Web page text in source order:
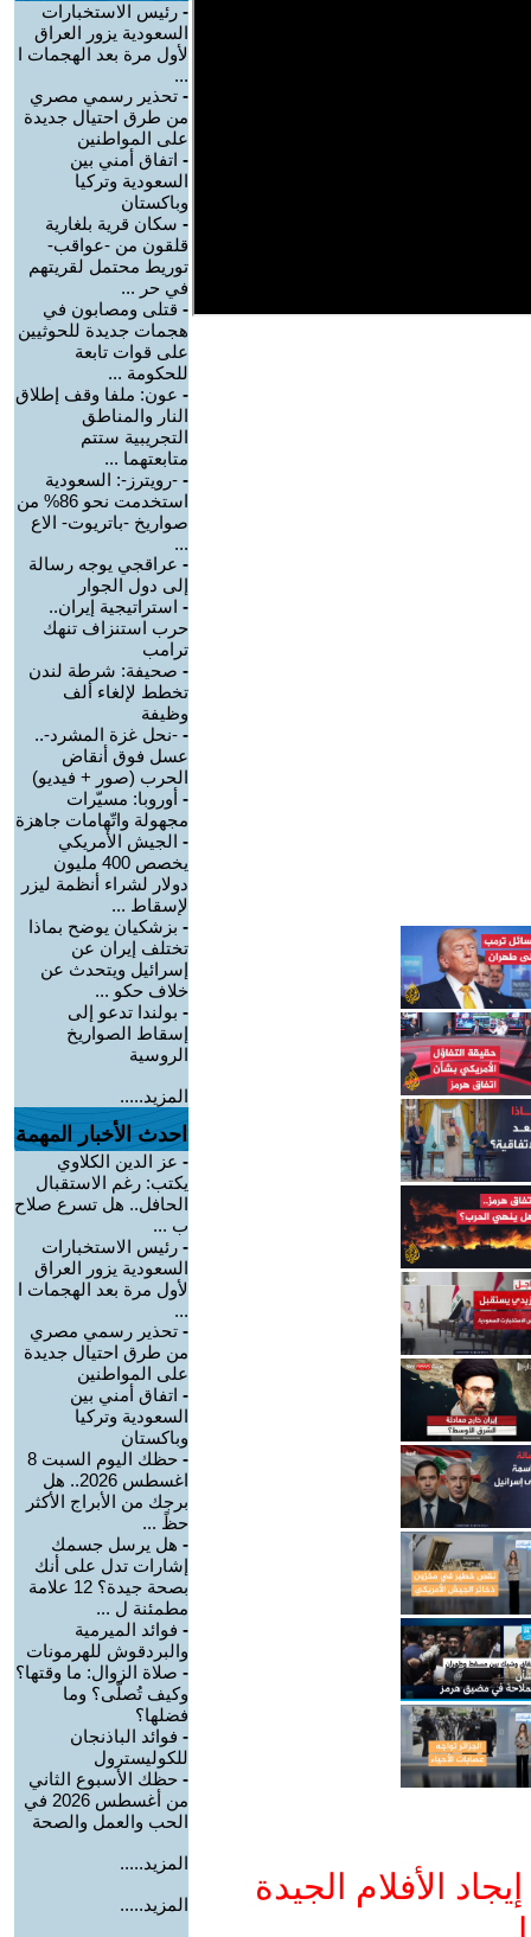
الأفلام الجيدة
- رئيس الاستخبارات
السعودية يزور العراق
لأول مرة بعد الهجمات ا
...
- تحذير رسمي مصري
من طرق احتيال جديدة
على المواطنين
- اتفاق أمني بين
السعودية وتركيا
وباكستان
- سكان قرية بلغارية
قلقون من -عواقب-
توريط محتمل لقريتهم
في حر ...
- قتلى ومصابون في
هجمات جديدة للحوثيين
على قوات تابعة
للحكومة ...
- عون: ملفا وقف إطلاق
النار والمناطق
التجريبية ستتم
متابعتهما ...
- -رويترز-: السعودية
استخدمت نحو 86% من
صواريخ -باتريوت- الاع
...
- عراقجي يوجه رسالة
إلى دول الجوار
- استراتيجية إيران..
حرب استنزاف تنهك
ترامب
- صحيفة: شرطة لندن
تخطط لإلغاء ألف
وظيفة
- -نحل غزة المشرد-..
عسل فوق أنقاض
الحرب (صور + فيديو)
- أوروبا: مسيّرات
مجهولة واتّهامات جاهزة
- الجيش الأمريكي
يخصص 400 مليون
دولار لشراء أنظمة ليزر
لإسقاط ...
- بزشكيان يوضح بماذا
تختلف إيران عن
إسرائيل ويتحدث عن
خلاف حكو ...
- بولندا تدعو إلى
إسقاط الصواريخ
الروسية
المزيد.....
احدث الأخبار المهمة
- عز الدين الكلاوي
يكتب: رغم الاستقبال
الحافل.. هل تسرع صلاح
ب ...
- رئيس الاستخبارات
السعودية يزور العراق
لأول مرة بعد الهجمات ا
...
- تحذير رسمي مصري
من طرق احتيال جديدة
على المواطنين
- اتفاق أمني بين
السعودية وتركيا
وباكستان
-
حظك اليوم السبت 8
اغسطس 2026.. هل
برجك من الأبراج الأكثر
حظً ...
- هل يرسل جسمك
إشارات تدل على أنك
بصحة جيدة؟ 12 علامة
مطمئنة ل ...
- فوائد الميرمية
والبردقوش للهرمونات
- صلاة الزوال: ما وقتها؟
وكيف تُصلّى؟ وما
فضلها؟
- فوائد الباذنجان
للكوليسترول
- حظك الأسبوع الثاني
من أغسطس 2026 في
الحب والعمل والصحة
المزيد.....
المزيد.....